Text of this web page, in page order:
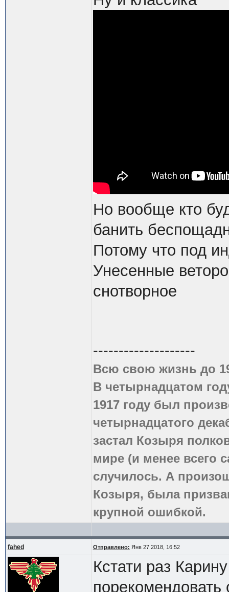
Но вообще кто
банить
Потому что под
Унесенные
снотворное
--------------------
Всю свою жизнь до
В четырнадцатом
1917 году был
четырнадцатого
застал Козыря
мире (и менее всего
случилось. А
Козыря, была
крупной ошибкой.
fahed Отправлено: Янв 27 2018, 16:52
Кстати раз